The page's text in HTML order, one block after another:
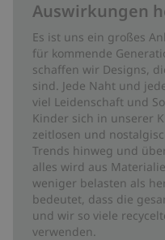
Auswirkungen
Es ist uns ein großes
für kommende
schaffen wir Designs,
sind. Jede Naht und
viel Leidenschaft und
Kinder sich in unserer
zeitlosen und
Trends hinweg und
alles wird aus
weniger belasten als
bedeutet, dass die
und wir so viele
verwenden.